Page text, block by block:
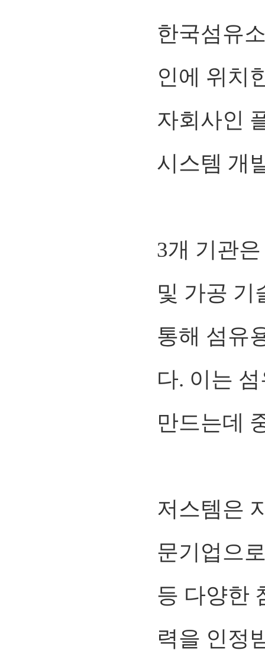
한국섬유
인에 위치
자회사인
시스템 개
3개 기관
및 가공 기
통해 섬유
다. 이는
만드는데
저스템은
문기업으
등 다양한
력을 인정